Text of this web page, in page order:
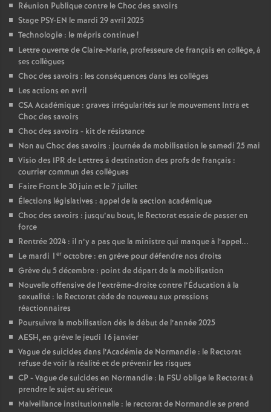
Réunion Publique contre le Choc des savoirs
Stage PSY-EN le mardi 29 avril 2025
Technologie : le mépris continue!
Lettre ouverte de Claire-Marie, professeure de français en collège, à
ses collègues
Choc des savoirs : les conséquences dans les collèges
Les actions en avril
CSA Académique : graves irrégularités sur le mouvement Intra et
Choc des savoirs
Choc des savoirs - kit de résistance
Non au Choc des savoirs : journée de mobilisation le samedi 25 mai
Visio des IPR de Lettres à destination des profs de français :
courrier commun des collègues
Faire Front le 30 juin et le 7 juillet
Élections législatives : appel de la section académique
Choc des savoirs : jusqu’au bout, le Rectorat essaie de passer en
force
Rentrée 2024 : il n’y a pas que la ministre qui manque à l’appel...
Le mardi 1 er octobre : en grève pour défendre nos droits
Grève du 5 décembre : point de départ de la mobilisation
Nouvelle offensive de l’extrême-droite contre l’Éducation à la
sexualité : le Rectorat cède de nouveau aux pressions
réactionnaires
Poursuivre la mobilisation dès le début de l’année 2025
AESH, en grève le jeudi 16 janvier
Vague de suicides dans l’Académie de Normandie : le Rectorat
refuse de voir la réalité et de prévenir les risques
CP - Vague de suicides en Normandie : la FSU oblige le Rectorat à
prendre le sujet au sérieux
Malveillance institutionnelle : le rectorat de Normandie se prend